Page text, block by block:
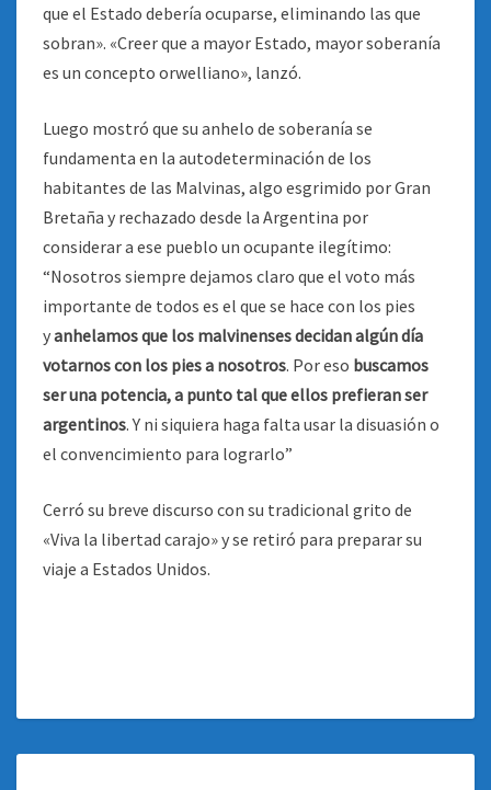
que el Estado debería ocuparse, eliminando las que
sobran». «Creer que a mayor Estado, mayor soberanía
es un concepto orwelliano», lanzó.
Luego mostró que su anhelo de soberanía se
fundamenta en la autodeterminación de los
habitantes de las Malvinas, algo esgrimido por Gran
Bretaña y rechazado desde la Argentina por
considerar a ese pueblo un ocupante ilegítimo:
“Nosotros siempre dejamos claro que el voto más
importante de todos es el que se hace con los pies
yanhelamos que los malvinenses decidan algún día
votarnos con los pies a nosotros. Por eso buscamos
ser una potencia, a punto tal que ellos prefieran ser
argentinos. Y ni siquiera haga falta usar la disuasión o
el convencimiento para lograrlo”
Cerró su breve discurso con su tradicional grito de
«Viva la libertad carajo» y se retiró para preparar su
viaje a Estados Unidos.